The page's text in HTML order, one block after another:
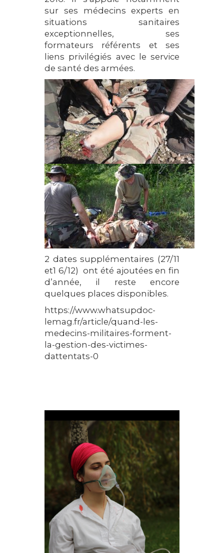
sur ses médecins experts en
situations sanitaires
exceptionnelles, ses
formateurs référents et ses
liens privilégiés avec le service
de santé des armées.
2 dates supplémentaires (27/11
et1 6/12) ont été ajoutées en fin
d’année, il reste encore
quelques places disponibles.
https://www.whatsupdoc-
lemag.fr/article/quand-les-
medecins-militaires-forment-
la-gestion-des-victimes-
dattentats-0